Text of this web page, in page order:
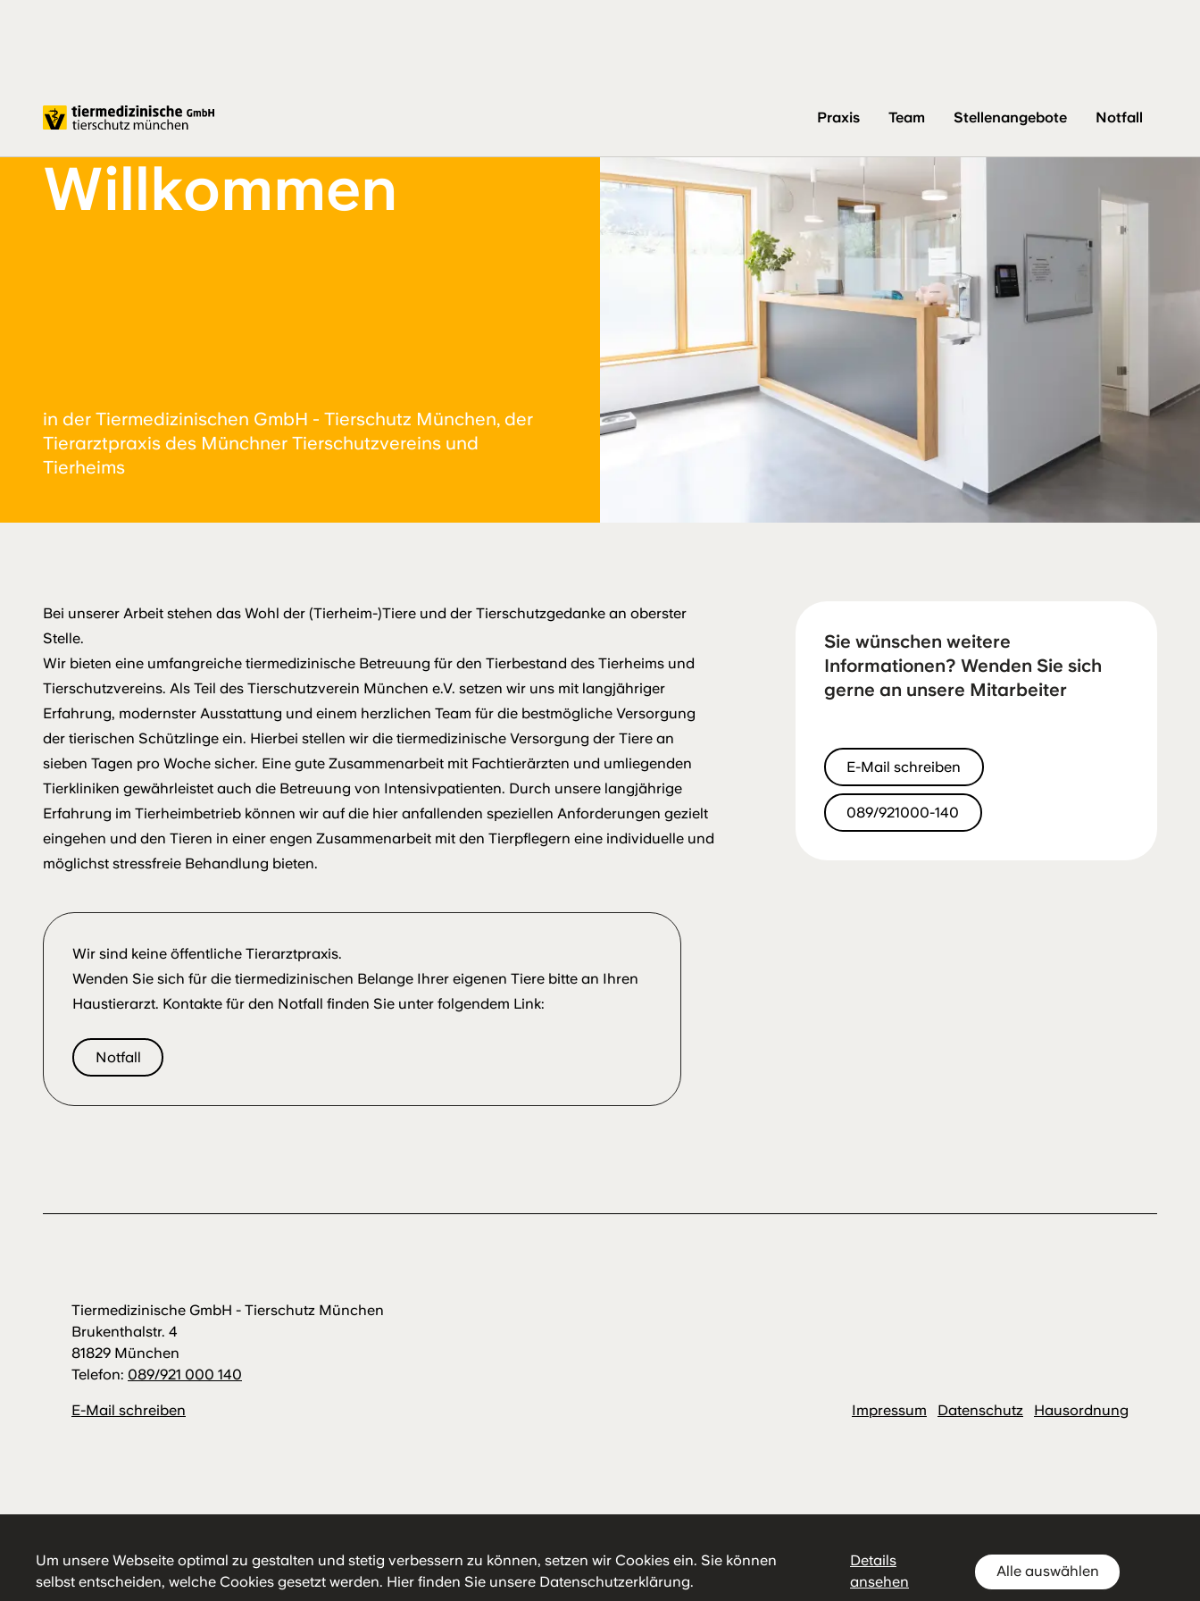
Um unsere Webseite optimal zu gestalten und stetig verbessern zu können, setzen wir Cookies ein. Sie können
selbst entscheiden, welche Cookies gesetzt werden. Hier finden Sie unsere Datenschutzerklärung.
Details
ansehen
Alle auswählen
Praxis Team Stellenangebote Notfall
Tiermedizinische GmbH
Willkommen
in der Tiermedizinischen GmbH - Tierschutz München, der
Tierarztpraxis des Münchner Tierschutzvereins und
Tierheims
Bei unserer Arbeit stehen das Wohl der (Tierheim-)Tiere und der Tierschutzgedanke an oberster
Stelle.
Wir bieten eine umfangreiche tiermedizinische Betreuung für den Tierbestand des Tierheims und
Tierschutzvereins. Als Teil des Tierschutzverein München e.V. setzen wir uns mit langjähriger
Erfahrung, modernster Ausstattung und einem herzlichen Team für die bestmögliche Versorgung
der tierischen Schützlinge ein. Hierbei stellen wir die tiermedizinische Versorgung der Tiere an
sieben Tagen pro Woche sicher. Eine gute Zusammenarbeit mit Fachtierärzten und umliegenden
Tierkliniken gewährleistet auch die Betreuung von Intensivpatienten. Durch unsere langjährige
Erfahrung im Tierheimbetrieb können wir auf die hier anfallenden speziellen Anforderungen gezielt
eingehen und den Tieren in einer engen Zusammenarbeit mit den Tierpflegern eine individuelle und
möglichst stressfreie Behandlung bieten.
Wir sind keine öffentliche Tierarztpraxis.
Wenden Sie sich für die tiermedizinischen Belange Ihrer eigenen Tiere bitte an Ihren
Haustierarzt. Kontakte für den Notfall finden Sie unter folgendem Link:
Notfall
Sie wünschen weitere
Informationen? Wenden Sie sich
gerne an unsere Mitarbeiter
E-Mail schreiben
089/921000-140
Tiermedizinische GmbH - Tierschutz München
Brukenthalstr. 4
81829 München
Telefon: 089/921 000 140
E-Mail schreiben Impressum Datenschutz Hausordnung